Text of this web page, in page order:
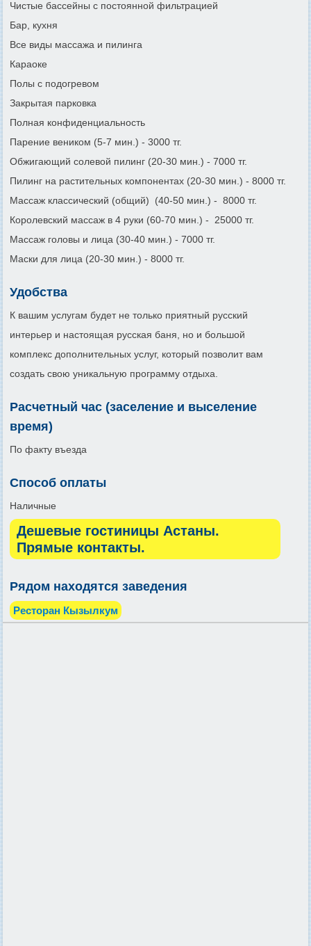
Чистые бассейны с постоянной фильтрацией
Бар, кухня
Все виды массажа и пилинга
Караоке
Полы с подогревом
Закрытая парковка
Полная конфиденциальность
Парение веником (5-7 мин.) - 3000 тг.
Обжигающий солевой пилинг (20-30 мин.) - 7000 тг.
Пилинг на растительных компонентах (20-30 мин.) - 8000 тг.
Массаж классический (общий) (40-50 мин.) - 8000 тг.
Королевский массаж в 4 руки (60-70 мин.) - 25000 тг.
Массаж головы и лица (30-40 мин.) - 7000 тг.
Маски для лица (20-30 мин.) - 8000 тг.
Удобства
К вашим услугам будет не только приятный русский
интерьер и настоящая русская баня, но и большой
комплекс дополнительных услуг, который позволит вам
создать свою уникальную программу отдыха.
Расчетный час (заселение и выселение
время)
По факту въезда
Способ оплаты
Наличные
Дешевые гостиницы Астаны.
Прямые контакты.
Рядом находятся заведения
Ресторан Кызылкум